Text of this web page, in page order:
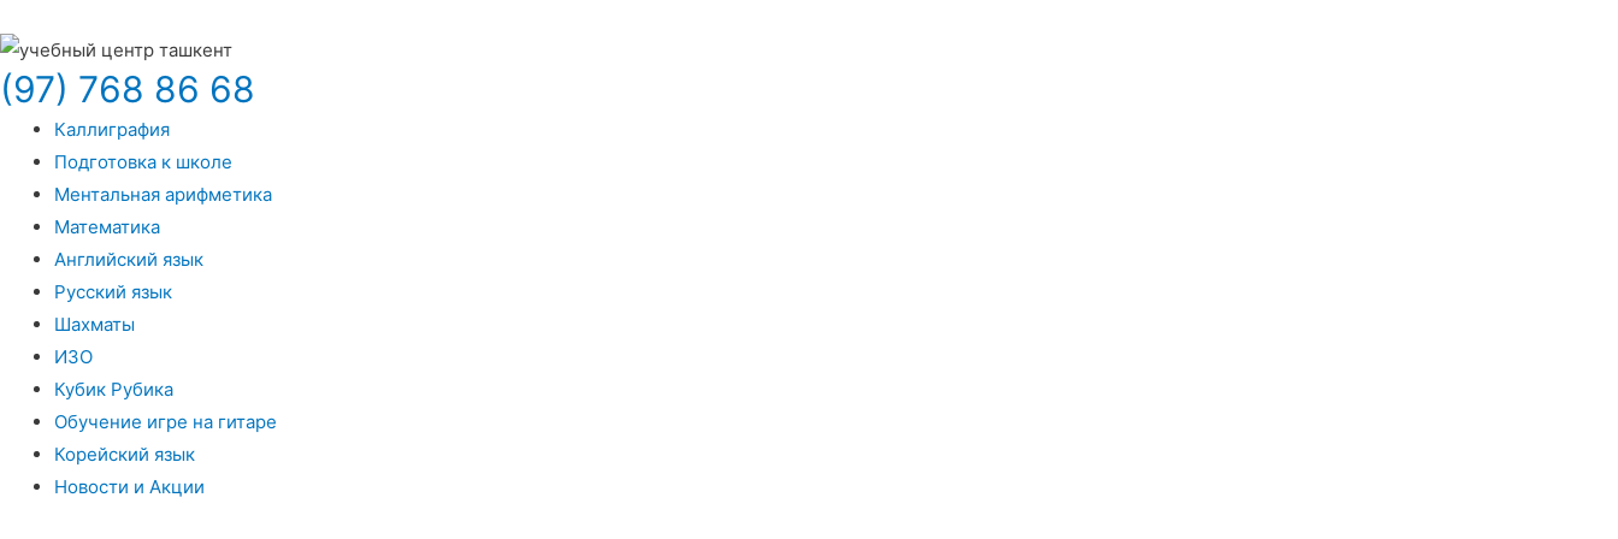
(97) 768 86 68
Каллиграфия
Подготовка к школе
Ментальная арифметика
Математика
Английский язык
Русский язык
Шахматы
ИЗО
Кубик Рубика
Обучение игре на гитаре
Корейский язык
Новости и Акции